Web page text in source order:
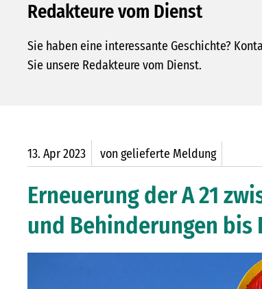
Redakteure vom Dienst
Sie haben eine interessante Geschichte?
Sie unsere Redakteure vom Dienst.
13. Apr2023 von gelieferte Meldung
Erneuerung der A 21
und Behinderungen bis